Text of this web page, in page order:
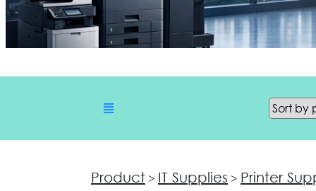
Product > IT Supplies > Printer